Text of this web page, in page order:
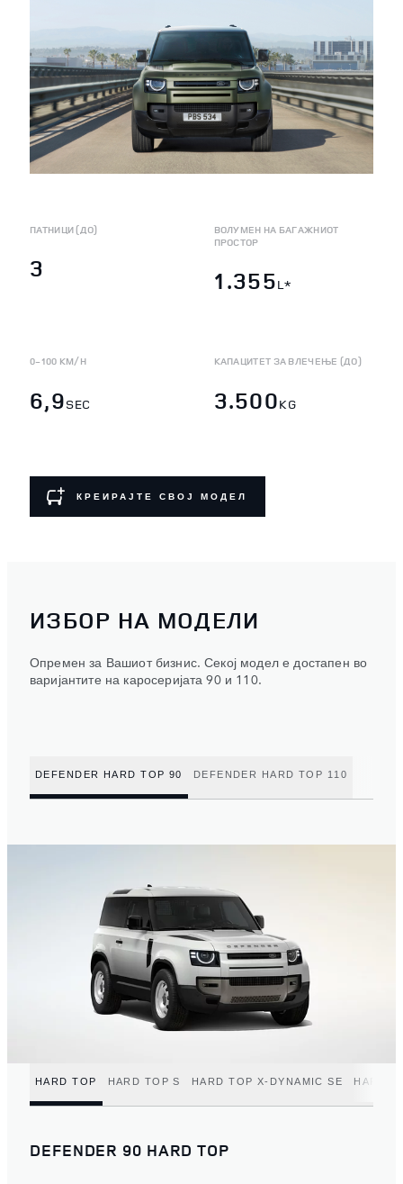
ПАТНИЦИ (ДО)
3
ВОЛУМЕН НА БАГАЖНИОТ
ПРОСТОР
1.355L*
0-100 KM/H
6,9SEC
КАПАЦИТЕТ ЗА ВЛЕЧЕЊЕ (ДО)
3.500KG
КРЕИРАЈТЕ СВОЈ МОДЕЛ
ИЗБОР НА МОДЕЛИ
Опремен за Вашиот бизнис. Секој модел е достапен во
варијантите на каросеријата 90 и 110.
DEFENDER HARD TOP 90 DEFENDER HARD TOP 110
HARD TOP HARD TOP S HARD TOP X-DYNAMIC SE HARD
DEFENDER 90 HARD TOP